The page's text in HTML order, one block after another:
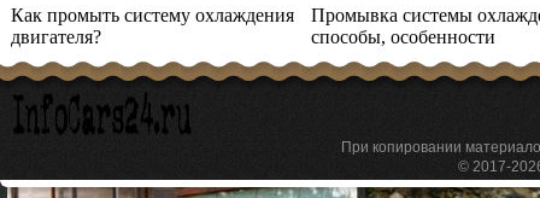
Как промыть систему охлаждения
двигателя?
Промывка системы
способы, особенности
При копировании
© 2017-